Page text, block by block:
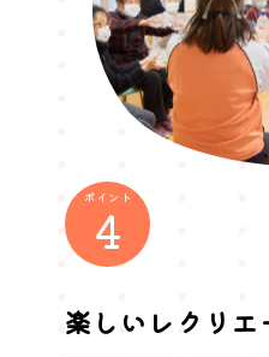
ポイント
4
楽しいレクリ